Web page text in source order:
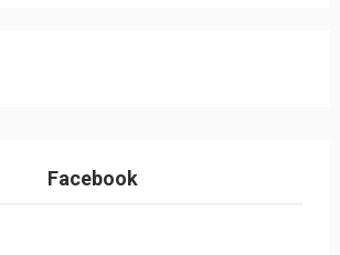
Facebook